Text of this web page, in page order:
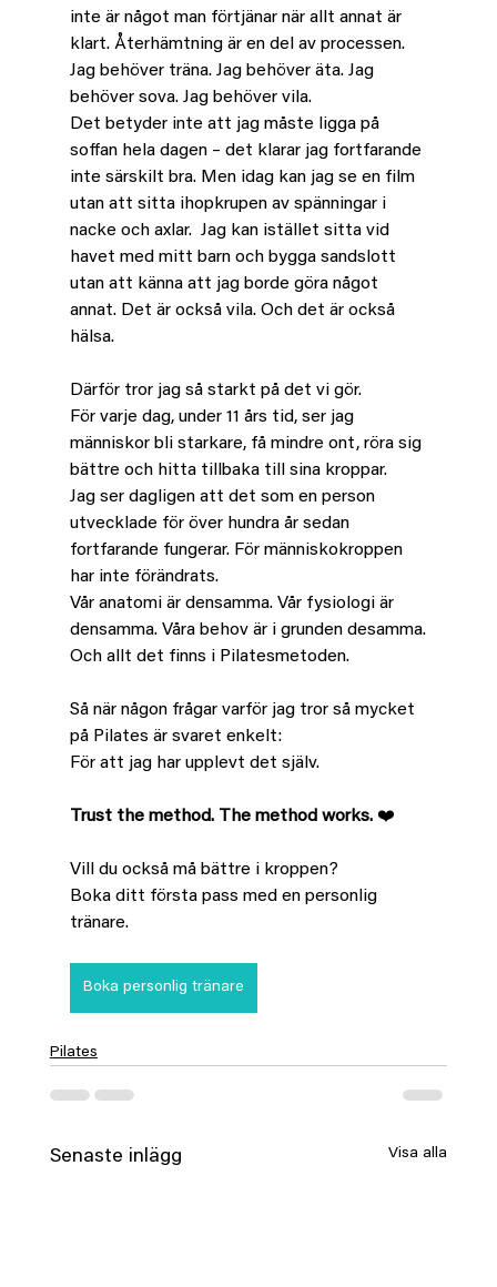
inte är något man förtjänar när allt annat är
klart. Återhämtning är en del av processen.
Jag behöver träna. Jag behöver äta. Jag
behöver sova. Jag behöver vila.
Det betyder inte att jag måste ligga på
soffan hela dagen – det klarar jag fortfarande
inte särskilt bra. Men idag kan jag se en film
utan att sitta ihopkrupen av spänningar i
nacke och axlar.  Jag kan istället sitta vid
havet med mitt barn och bygga sandslott
utan att känna att jag borde göra något
annat. Det är också vila. Och det är också
hälsa.
Därför tror jag så starkt på det vi gör.
För varje dag, under 11 års tid, ser jag
människor bli starkare, få mindre ont, röra sig
bättre och hitta tillbaka till sina kroppar.
Jag ser dagligen att det som en person
utvecklade för över hundra år sedan
fortfarande fungerar. För människokroppen
har inte förändrats.
Vår anatomi är densamma. Vår fysiologi är
densamma. Våra behov är i grunden desamma.
Och allt det finns i Pilatesmetoden.
Så när någon frågar varför jag tror så mycket
på Pilates är svaret enkelt:
För att jag har upplevt det själv.
Trust the method. The method works. ❤️
Vill du också må bättre i kroppen?
Boka ditt första pass med en personlig
tränare.
Boka personlig tränare
Pilates
Senaste inlägg Visa alla